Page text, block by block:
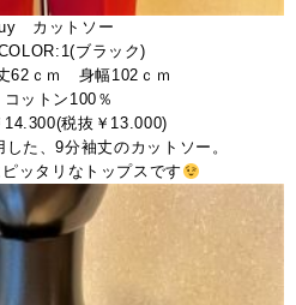
カットソー
ブラック)
62ｃｍ 身幅102ｃｍ
コットン100％
14.300(税抜￥13.000)
た、9分袖丈のカットソー。
ッタリなトップスです